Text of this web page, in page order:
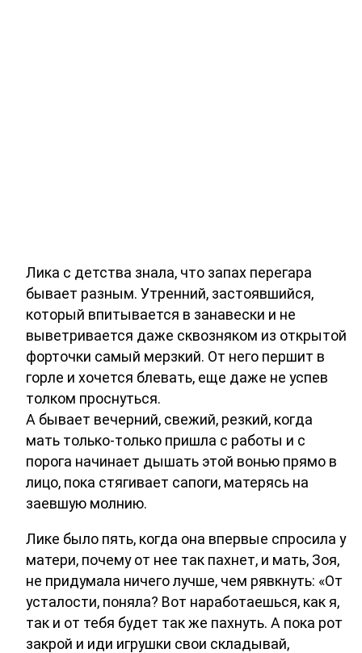
Лика с детства знала, что запах перегара
бывает разным. Утренний, застоявшийся,
который впитывается в занавески и не
выветривается даже сквозняком из открытой
форточки самый мерзкий. От него першит в
горле и хочется блевать, еще даже не успев
толком проснуться.
А бывает вечерний, свежий, резкий, когда
мать только-только пришла с работы и с
порога начинает дышать этой вонью прямо в
лицо, пока стягивает сапоги, матерясь на
заевшую молнию.
Лике было пять, когда она впервые спросила у
матери, почему от нее так пахнет, и мать, Зоя,
не придумала ничего лучше, чем рявкнуть: «От
усталости, поняла? Вот наработаешься, как я,
так и от тебя будет так же пахнуть. А пока рот
закрой и иди игрушки свои складывай,